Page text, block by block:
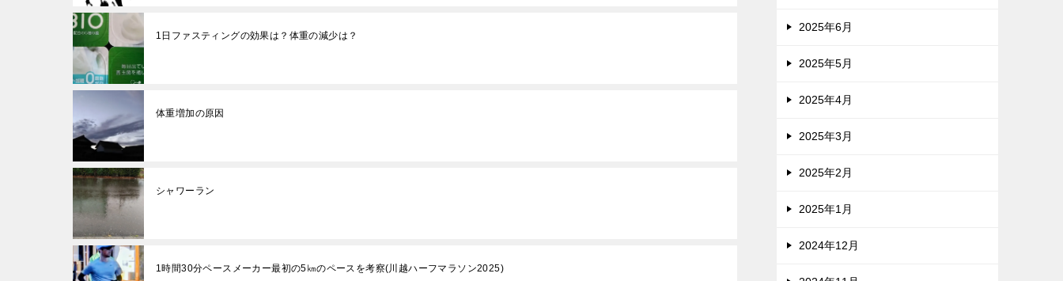
1日ファスティングの効果は？体重の減少は？
体重増加の原因
シャワーラン
1時間30分ペースメーカー最初の5㎞のペースを考察(川越ハーフマラソン2025)
2025年6月
2025年5月
2025年4月
2025年3月
2025年2月
2025年1月
2024年12月